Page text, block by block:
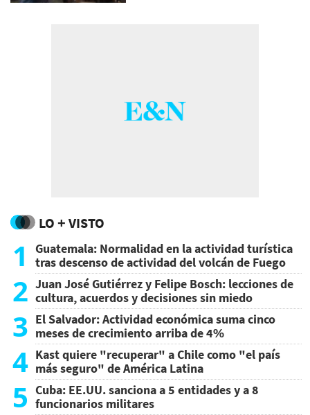
LO + VISTO
1
Guatemala: Normalidad en la actividad turística
tras descenso de actividad del volcán de Fuego
2 Juan José Gutiérrez y Felipe Bosch: lecciones de
cultura, acuerdos y decisiones sin miedo
3 El Salvador: Actividad económica suma cinco
meses de crecimiento arriba de 4%
4 Kast quiere "recuperar" a Chile como "el país
más seguro" de América Latina
5 Cuba: EE.UU. sanciona a 5 entidades y a 8
funcionarios militares